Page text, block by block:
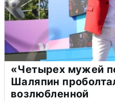
«Четырех мужей
Шаляпин
возлюбленной